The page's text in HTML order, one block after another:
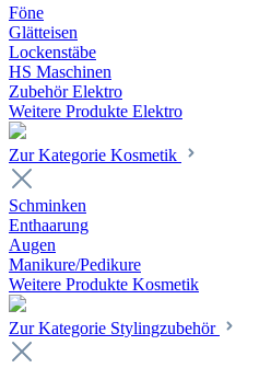
Föne
Glätteisen
Lockenstäbe
HS Maschinen
Zubehör Elektro
Weitere Produkte Elektro
Zur Kategorie Kosmetik
Schminken
Enthaarung
Augen
Manikure/Pedikure
Weitere Produkte Kosmetik
Zur Kategorie Stylingzubehör